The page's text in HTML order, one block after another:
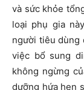
và sức khỏe
loại phụ gia
người tiêu dùng
việc bổ sung
không ngừng
dưỡng hứa hẹn